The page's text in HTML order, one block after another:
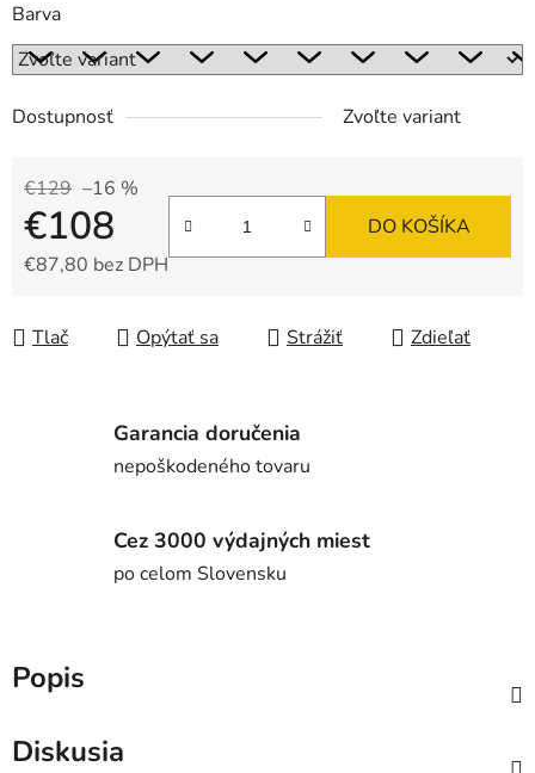
Barva
Dostupnosť Zvoľte variant
€129 –16 %
€108
€87,80 bez DPH
DO KOŠÍKA
Tlač Opýtať sa Strážiť Zdieľať
Garancia doručenia
nepoškodeného tovaru
Cez 3000 výdajných miest
po celom Slovensku
Popis
Diskusia